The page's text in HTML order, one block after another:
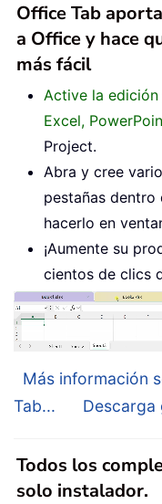
Office Tab
a Office y hace
más fácil
Active la
Excel,
Project.
Abra y cree
pestañas dentro
hacerlo en
¡Aumente su
cientos de clics
Más información
Tab...
Descarga
Todos los
solo instalador.